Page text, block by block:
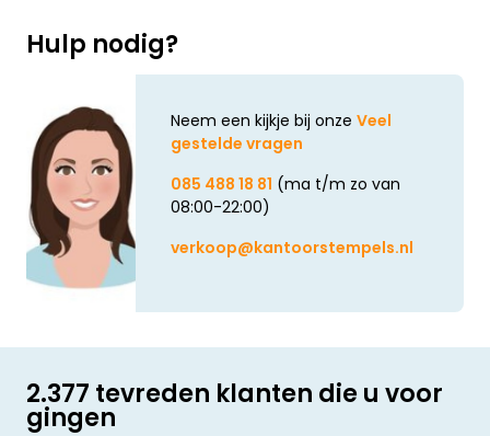
Hulp nodig?
Neem een kijkje bij onze Veel
gestelde vragen
085 488 18 81 (ma t/m zo van
08:00-22:00)
verkoop@kantoorstempels.nl
2.377 tevreden klanten die u voor
gingen